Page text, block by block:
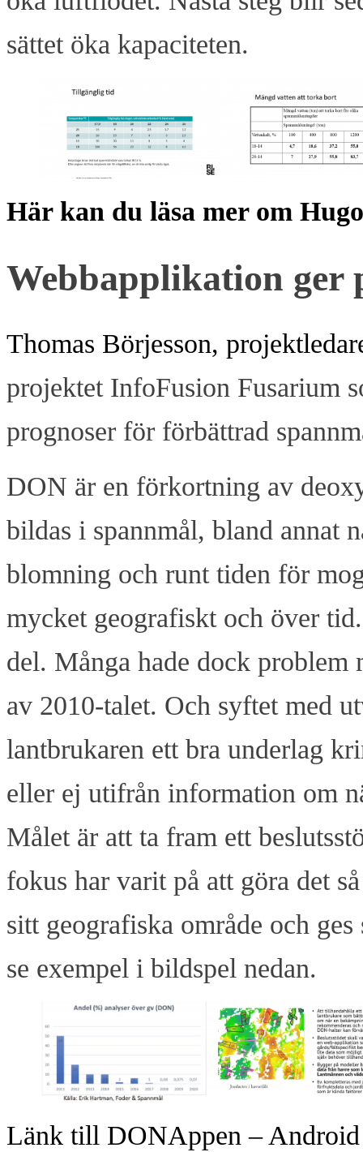
sättet öka kapaciteten.
Här kan du läsa mer om
Webbapplikation ger
Thomas Börjesson,
projektet InfoFusion Fusarium
prognoser för förbättrad
DON är en förkortning av
bildas i spannmål, bland annat
blomning och runt tiden för
mycket geografiskt och över
del. Många hade dock
av 2010-talet. Och syftet med
lantbrukaren ett bra underlag
eller ej utifrån information om
Målet är att ta fram ett
fokus har varit på att göra det
sitt geografiska område och
se exempel i bildspel nedan.
Länk till DONAppen – Android